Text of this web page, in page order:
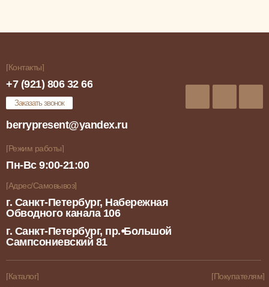
[Покупателям]
+7 (921) 806 32 66
berrypresent@yandex.ru
Пн-Вс 9:00-21:00
[Каталог]
[Контакты]
Заказать звонок
[Режим работы]
г. Санкт-Петербург, Набережная
Обводного канала 106
г. Санкт-Петербург, пр.⦁Большой
Сампсониевский 81
[Адрес/Самовывоз]